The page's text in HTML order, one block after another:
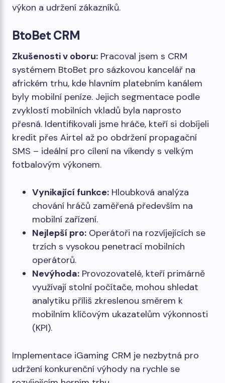
výkon a udržení zákazníků.
BtoBet CRM
Zkušenosti v oboru: Pracoval jsem s CRM
systémem BtoBet pro sázkovou kancelář na
africkém trhu, kde hlavním platebním kanálem
byly mobilní peníze. Jejich segmentace podle
zvyklostí mobilních vkladů byla naprosto
přesná. Identifikovali jsme hráče, kteří si dobíjeli
kredit přes Airtel až po obdržení propagační
SMS – ideální pro cílení na víkendy s velkým
fotbalovým výkonem.
Vynikající funkce: Hloubková analýza
chování hráčů zaměřená především na
mobilní zařízení.
Nejlepší pro: Operátoři na rozvíjejících se
trzích s vysokou penetrací mobilních
operátorů.
Nevýhoda: Provozovatelé, kteří primárně
využívají stolní počítače, mohou shledat
analytiku příliš zkreslenou směrem k
mobilním klíčovým ukazatelům výkonnosti
(KPI).
Implementace iGaming CRM je nezbytná pro
udržení konkurenční výhody na rychle se